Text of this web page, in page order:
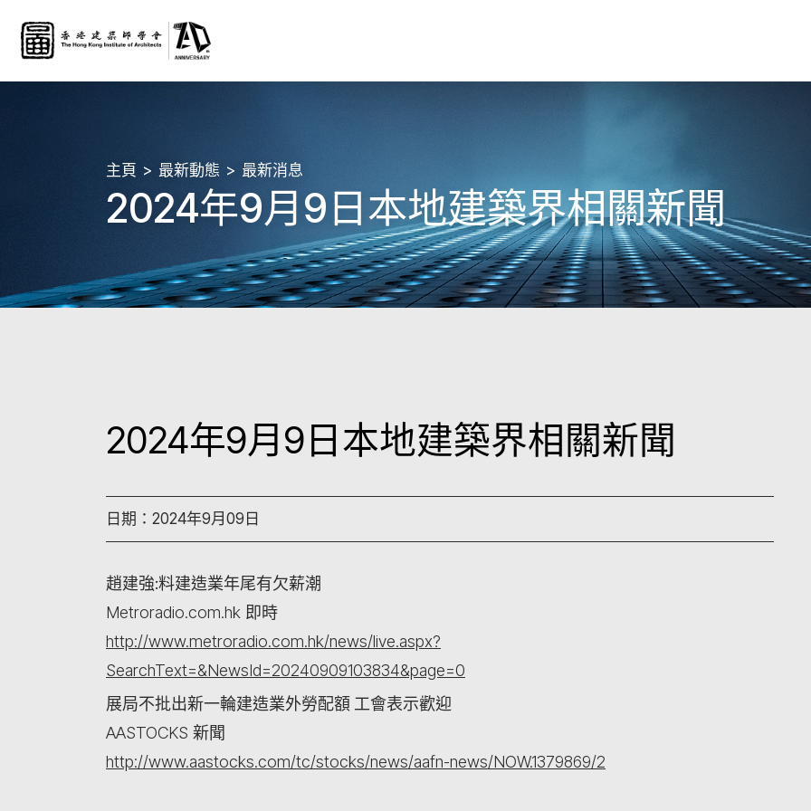
主頁 最新動態 最新消息
2024年9月9日本地建築界相關新聞
2024年9月9日本地建築界相關新聞
日期：2024年9月09日
趙建強:料建造業年尾有欠薪潮
Metroradio.com.hk 即時
http://www.metroradio.com.hk/news/live.aspx?
SearchText=&NewsId=20240909103834&page=0
展局不批出新一輪建造業外勞配額 工會表示歡迎
AASTOCKS 新聞
http://www.aastocks.com/tc/stocks/news/aafn-news/NOW.1379869/2